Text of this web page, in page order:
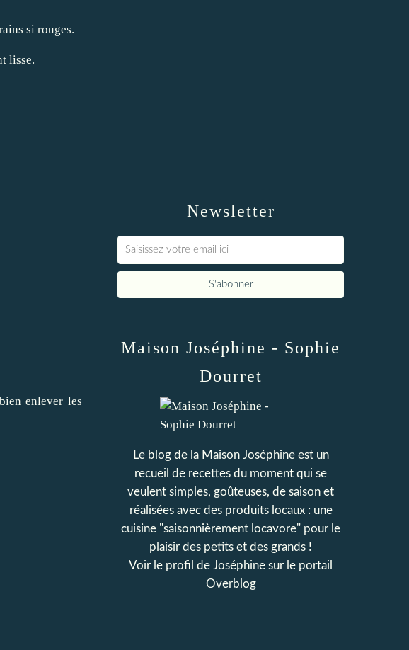
si rouges.
lisse.
enlever les
Newsletter
Maison Joséphine - Sophie
Dourret
Le blog de la Maison Joséphine est un
recueil de recettes du moment qui se
veulent simples, goûteuses, de saison et
réalisées avec des produits locaux : une
cuisine "saisonnièrement locavore" pour le
plaisir des petits et des grands !
Voir le profil de Joséphine sur le portail
Overblog